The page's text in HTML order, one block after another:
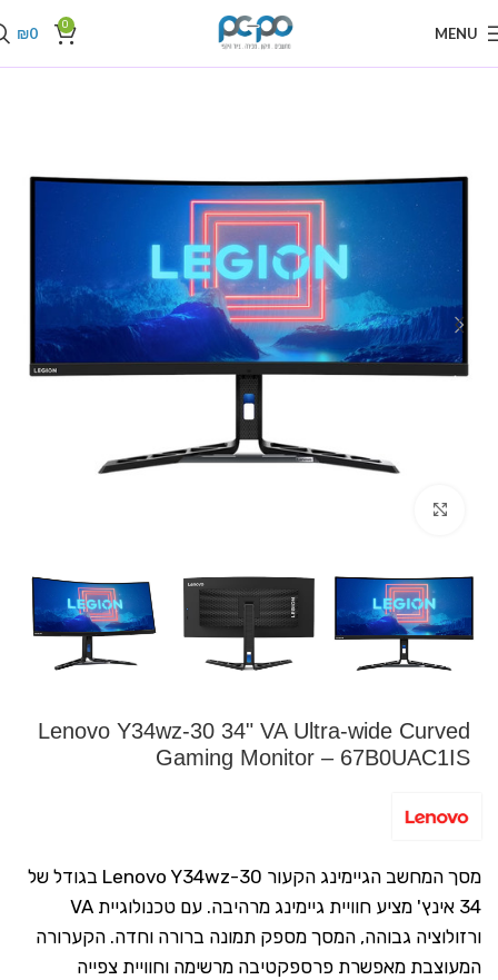
MENU
0
₪0
מסכי מחשב Lenovo
Lenovo Y34wz-30 34" VA Ultra-wide Curved
Gaming Monitor – 67B0UAC1IS
מסך המחשב הגיימינג הקעור Lenovo Y34wz-30 בגודל של
34 אינץ' מציע חוויית גיימינג מרהיבה. עם טכנולוגיית VA
ורזולוציה גבוהה, המסך מספק תמונה ברורה וחדה. הקערורה
המעוצבת מאפשרת פרספקטיבה מרשימה וחוויית צפייה